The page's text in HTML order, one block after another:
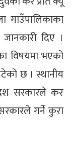
गाउँपालिकाका
दिए ।
विषयमा भएको
छ । स्थानीय
सरकारले कर
गर्ने कुरा